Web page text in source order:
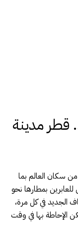
قطر مدينة
سكان العالم بما
بمطارها نحو
الجديد في كل مرة،
الإحاطة بها في وقت